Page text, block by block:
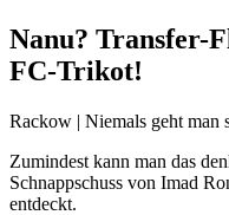
Nanu? Transfer-
FC-Trikot!
Rackow | Niemals geht man
Zumindest kann man das
Schnappschuss von Imad
entdeckt.